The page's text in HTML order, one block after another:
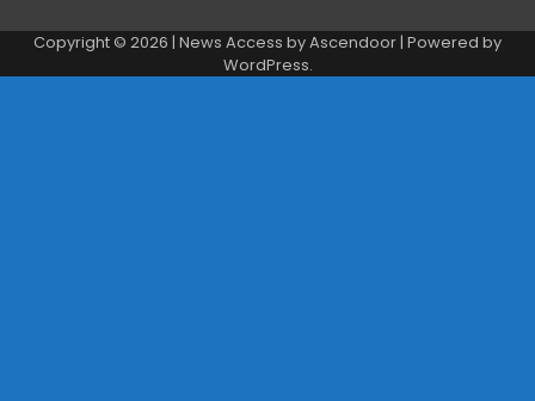
Copyright © 2026 | News Access byAscendoor| Powered by
WordPress.